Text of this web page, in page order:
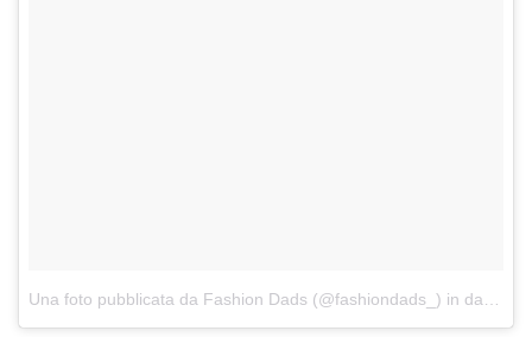
Una foto pubblicata da Fashion Dads (@fashiondads_) in data: